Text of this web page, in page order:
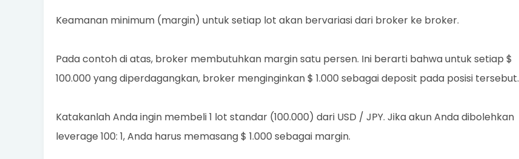
Keamanan minimum (margin) untuk setiap lot akan bervariasi dari broker ke broker.
Pada contoh di atas, broker membutuhkan margin satu persen. Ini berarti bahwa untuk setiap $
100.000 yang diperdagangkan, broker menginginkan $ 1.000 sebagai deposit pada posisi tersebut.
Katakanlah Anda ingin membeli 1 lot standar (100.000) dari USD / JPY. Jika akun Anda dibolehkan
leverage 100: 1, Anda harus memasang $ 1.000 sebagai margin.